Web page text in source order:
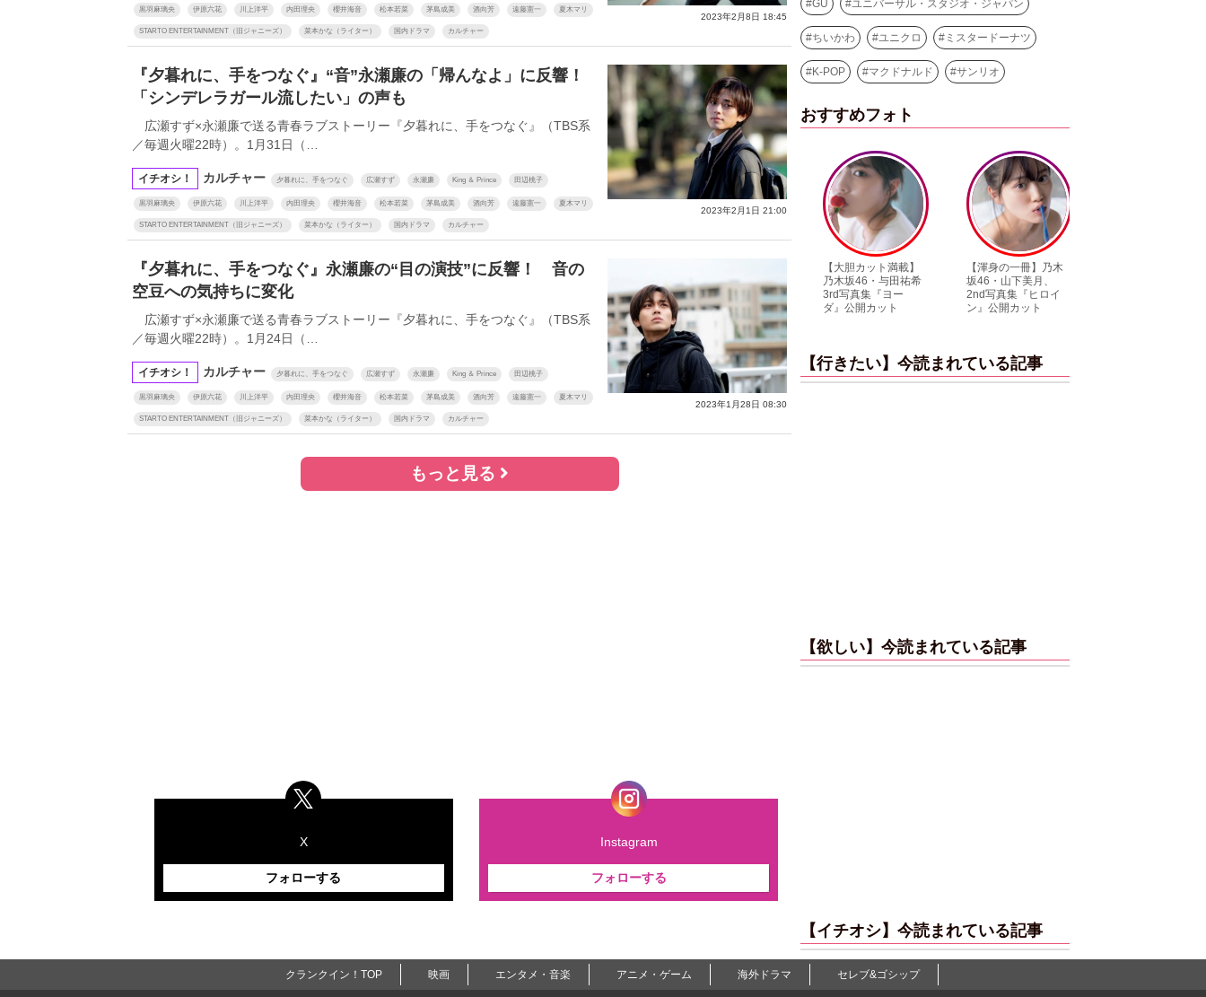
2023年2月8日 18:45
黒羽麻璃央 伊原六花 川上洋平 内田理央 櫻井海音 松本若菜 茅島成美 酒向芳 遠藤憲一 夏木マリ
STARTO ENTERTAINMENT（旧ジャニーズ） 菜本かな（ライター） 国内ドラマ カルチャー
2023年2月1日 21:00
『夕暮れに、手をつなぐ』“音”永瀬廉の「帰んなよ」に反響！
「シンデレラガール流したい」の声も
広瀬すず×永瀬廉で送る青春ラブストーリー『夕暮れに、手をつなぐ』（TBS系
／毎週火曜22時）。1月31日（…
イチオシ！ カルチャー 夕暮れに、手をつなぐ 広瀬すず 永瀬廉 King ＆ Prince 田辺桃子
黒羽麻璃央 伊原六花 川上洋平 内田理央 櫻井海音 松本若菜 茅島成美 酒向芳 遠藤憲一 夏木マリ
STARTO ENTERTAINMENT（旧ジャニーズ） 菜本かな（ライター） 国内ドラマ カルチャー
2023年1月28日 08:30
『夕暮れに、手をつなぐ』永瀬廉の“目の演技”に反響！ 音の
空豆への気持ちに変化
広瀬すず×永瀬廉で送る青春ラブストーリー『夕暮れに、手をつなぐ』（TBS系
／毎週火曜22時）。1月24日（…
イチオシ！ カルチャー 夕暮れに、手をつなぐ 広瀬すず 永瀬廉 King ＆ Prince 田辺桃子
黒羽麻璃央 伊原六花 川上洋平 内田理央 櫻井海音 松本若菜 茅島成美 酒向芳 遠藤憲一 夏木マリ
STARTO ENTERTAINMENT（旧ジャニーズ） 菜本かな（ライター） 国内ドラマ カルチャー
もっと見る
X
フォローする
Instagram
フォローする
#GU #ユニバーサル・スタジオ・ジャパン
#ちいかわ #ユニクロ # ミスタードーナツ
#K-POP #マクドナルド #サンリオ
おすすめフォト
【6度目重版！】乃
木坂46・山下美月
【インタビューフォ
ト】櫻坂46・田村保
KEIKO撮り下ろしイ
ンタビューフォト
【大胆カット満載】
乃木坂46・与田祐希
3rd写真集『ヨー
ダ』公開カット
【渾身の一冊】乃木
坂46・山下美月、
2nd写真集『ヒロイ
ン』公開カット
【超貴重】デビュー
前の初々しい姿が見
られる「ILLIT」のセ
ルカ独占公開
【行きたい】今読まれている記事
【欲しい】今読まれている記事
【イチオシ】今読まれている記事
クランクイン！TOP 映画 エンタメ・音楽 アニメ・ゲーム 海外ドラマ セレブ&ゴシップ